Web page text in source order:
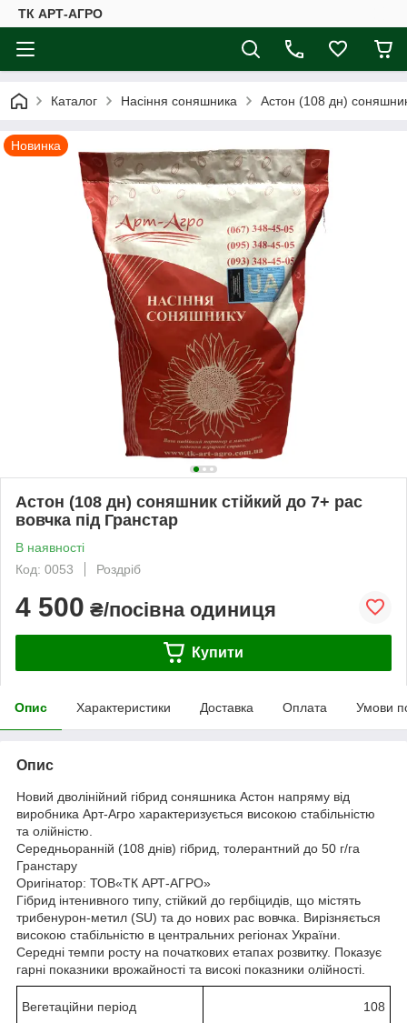
ТК АРТ-АГРО
Каталог Насіння соняшника Астон (108 дн)
Новинка
Астон (108 дн) соняшник стійкий до 7+ рас
вовчка під Гранстар
В наявності
Код: 0053
Роздріб
4 500 ₴/посівна одиниця
Купити
Опис Характеристики Доставка Оплата Умови
Опис
Новий дволінійний гібрид соняшника Астон напряму від
виробника Арт-Агро характеризується високою стабільністю
та олійністю.
Середньоранній (108 днів) гібрид, толерантний до 50 г/га
Гранстару
Оригінатор: ТОВ«ТК АРТ-АГРО»
Гібрид інтенивного типу, стійкий до гербіцидів, що містять
трибенурон-метил (SU) та до нових рас вовчка. Вирізняється
високою стабільністю в центральних регіонах України.
Середні темпи росту на початкових етапах розвитку. Показує
гарні показники врожайності та високі показники олійності.
Вегетаційни період 108